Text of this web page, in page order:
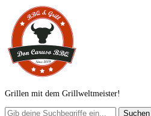
Grillen mit dem Grillweltmeister!